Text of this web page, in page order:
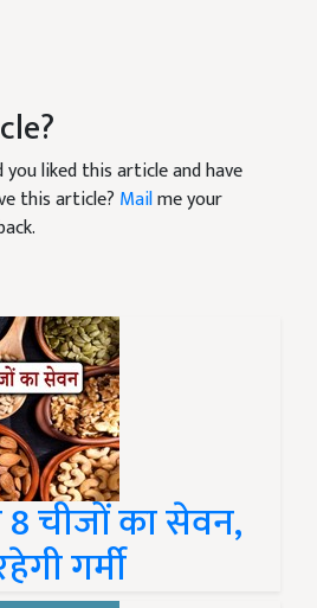
you liked this article and have
this article? Mailme your
चीजों का सेवन,
गर्मी